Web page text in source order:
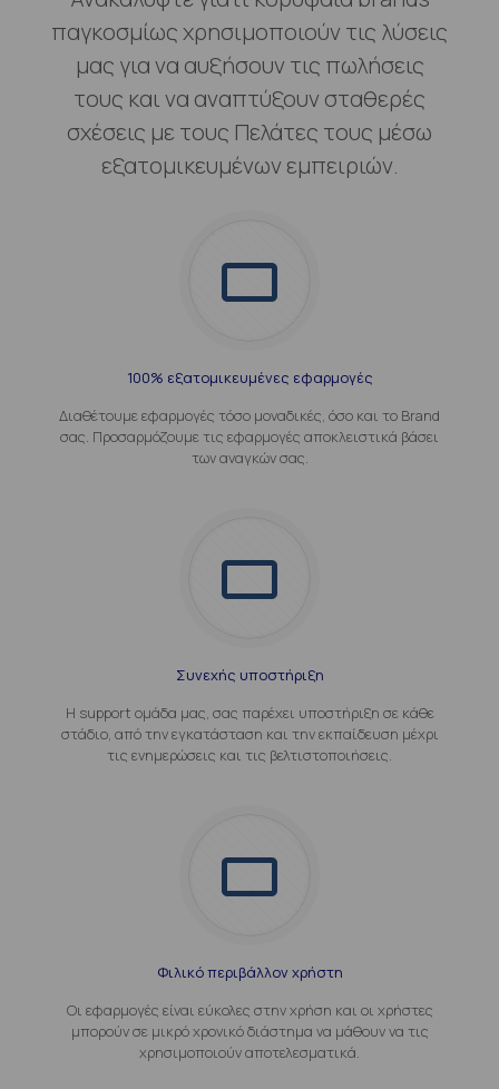
παγκοσμίως χρησιμοποιούν τις λύσεις
μας για να αυξήσουν τις πωλήσεις
τους και να αναπτύξουν σταθερές
σχέσεις με τους Πελάτες τους μέσω
εξατομικευμένων εμπειριών.
100% εξατομικευμένες εφαρμογές
Διαθέτουμε εφαρμογές τόσο μοναδικές, όσο και το Brand
σας. Προσαρμόζουμε τις εφαρμογές αποκλειστικά βάσει
των αναγκών σας.
Συνεχής υποστήριξη
Η support ομάδα μας, σας παρέχει υποστήριξη σε κάθε
στάδιο, από την εγκατάσταση και την εκπαίδευση μέχρι
τις ενημερώσεις και τις βελτιστοποιήσεις.
Φιλικό περιβάλλον χρήστη
Οι εφαρμογές είναι εύκολες στην χρήση και οι χρήστες
μπορούν σε μικρό χρονικό διάστημα να μάθουν να τις
χρησιμοποιούν αποτελεσματικά.